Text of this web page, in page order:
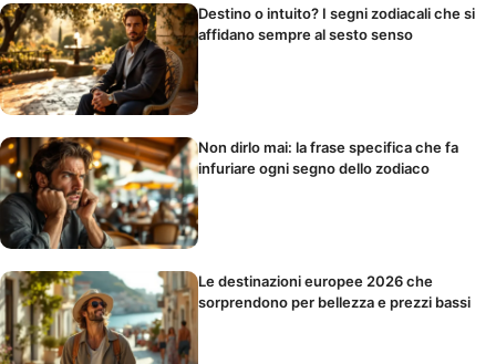
Destino o intuito? I segni zodiacali che si
affidano sempre al sesto senso
Non dirlo mai: la frase specifica che fa
infuriare ogni segno dello zodiaco
Le destinazioni europee 2026 che
sorprendono per bellezza e prezzi bassi